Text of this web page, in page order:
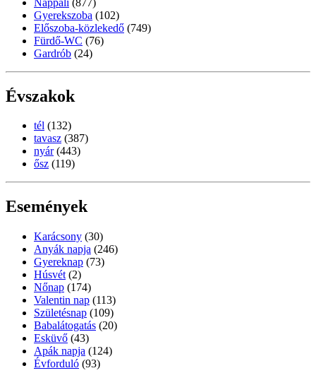
Gyerekszoba (102)
Előszoba-közlekedő (749)
Fürdő-WC (76)
Gardrób (24)
Évszakok
tél (132)
tavasz (387)
nyár (443)
ősz (119)
Események
Karácsony (30)
Anyák napja (246)
Gyereknap (73)
Húsvét (2)
Nőnap (174)
Valentin nap (113)
Születésnap (109)
Babalátogatás (20)
Esküvő (43)
Apák napja (124)
Évforduló (93)